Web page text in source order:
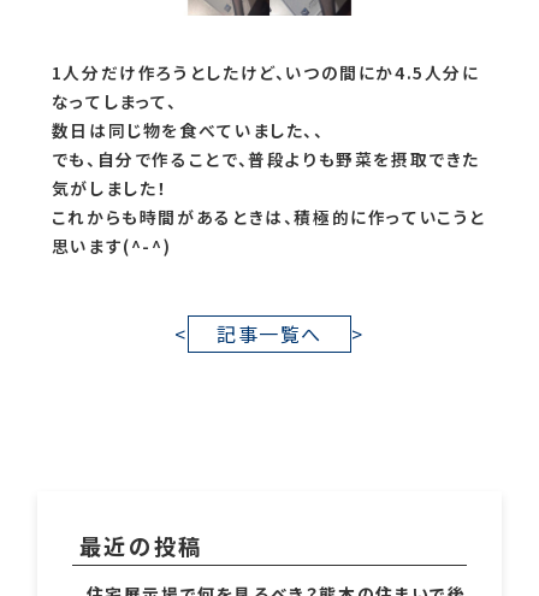
1人分だけ作ろうとしたけど、いつの間にか4.5人分に
なってしまって、
数日は同じ物を食べていました、、
でも、自分で作ることで、普段よりも野菜を摂取できた
気がしました！
これからも時間があるときは、積極的に作っていこうと
思います(^-^)
< 記事一覧へ >
最近の投稿